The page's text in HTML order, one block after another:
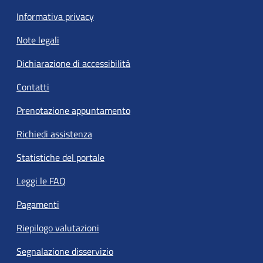
Informativa privacy
Note legali
Dichiarazione di accessibilità
Contatti
Prenotazione appuntamento
Richiedi assistenza
Statistiche del portale
Leggi le FAQ
Pagamenti
Riepilogo valutazioni
Segnalazione disservizio